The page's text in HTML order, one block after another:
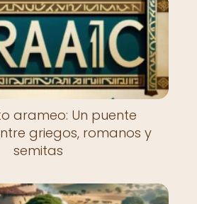
arameo: Un puente
griegos, romanos y
semitas